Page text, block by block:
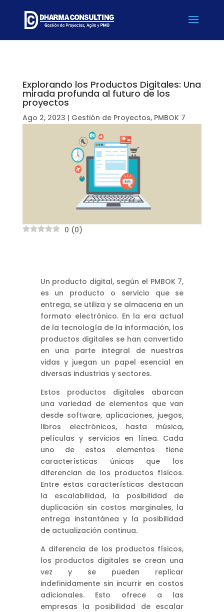
Explorando los Productos Digitales: Una
mirada profunda al futuro de los
proyectos
Ago 2, 2023 | Gestión de Proyectos, PMBOK 7
0 (0)
Un producto digital, según el PMBOK 7,
es un producto o servicio que se
entrega, se utiliza y se almacena en un
formato electrónico. En la era actual
de la tecnología de la información, los
productos digitales se han convertido
en una parte integral de nuestras
vidas y juegan un papel esencial en
diversas industrias y sectores.
Estos productos digitales abarcan
una variedad de elementos que van
desde software, aplicaciones, juegos,
libros electrónicos, hasta música,
películas y servicios en línea. Cada
uno de estos elementos tiene
características únicas que los
diferencian de los productos físicos.
Entre estas características destacan
la escalabilidad, la posibilidad de
duplicación sin costos marginales, la
entrega instantánea y la posibilidad
de actualización continua.
A diferencia de los productos físicos,
los productos digitales se crean una
vez y se pueden replicar
indefinidamente sin incurrir en costos
adicionales. Esto ofrece a las
empresas la posibilidad de escalar